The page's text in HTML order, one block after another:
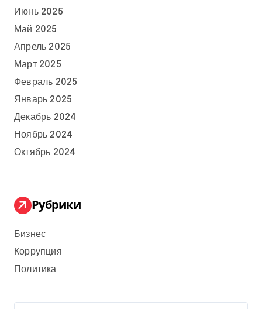
Июнь 2025
Май 2025
Апрель 2025
Март 2025
Февраль 2025
Январь 2025
Декабрь 2024
Ноябрь 2024
Октябрь 2024
Рубрики
Бизнес
Коррупция
Политика